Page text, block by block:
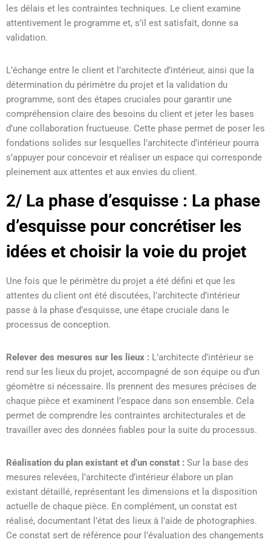
les délais et les contraintes techniques. Le client examine
attentivement le programme et, s’il est satisfait, donne sa
validation.
L’échange entre le client et l’architecte d’intérieur, ainsi que la
détermination du périmètre du projet et la validation du
programme, sont des étapes cruciales pour garantir une
compréhension claire des besoins du client et jeter les bases
d’une collaboration fructueuse. Cette phase permet de poser les
fondations solides sur lesquelles l’architecte d’intérieur pourra
s’appuyer pour concevoir et réaliser un espace qui corresponde
pleinement aux attentes et aux envies du client.
2/ La phase d’esquisse : La phase
d’esquisse pour concrétiser les
idées et choisir la voie du projet
Une fois que le périmètre du projet a été défini et que les
attentes du client ont été discutées, l’architecte d’intérieur
passe à la phase d’esquisse, une étape cruciale dans le
processus de conception.
Relever des mesures sur les lieux : L’architecte d’intérieur se
rend sur les lieux du projet, accompagné de son équipe ou d’un
géomètre si nécessaire. Ils prennent des mesures précises de
chaque pièce et examinent l’espace dans son ensemble. Cela
permet de comprendre les contraintes architecturales et de
travailler avec des données fiables pour la suite du processus.
Réalisation du plan existant et d’un constat : Sur la base des
mesures relevées, l’architecte d’intérieur élabore un plan
existant détaillé, représentant les dimensions et la disposition
actuelle de chaque pièce. En complément, un constat est
réalisé, documentant l’état des lieux à l’aide de photographies.
Ce constat sert de référence pour l’évaluation des changements